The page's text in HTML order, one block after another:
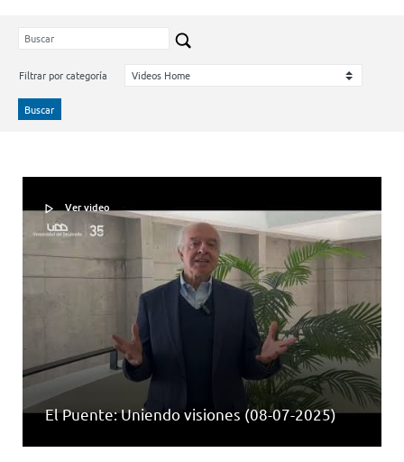
Filtrar por categoría
Buscar
Ver video
El Puente: Uniendo visiones (08-07-2025)